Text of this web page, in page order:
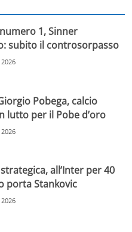
1, Sinner
subito il controsorpasso
Pobega, calcio
lutto per il Pobe d’oro
all’Inter per 40
porta Stankovic